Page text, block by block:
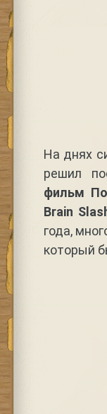
На днях
решил
фильм
Brain
года,
который